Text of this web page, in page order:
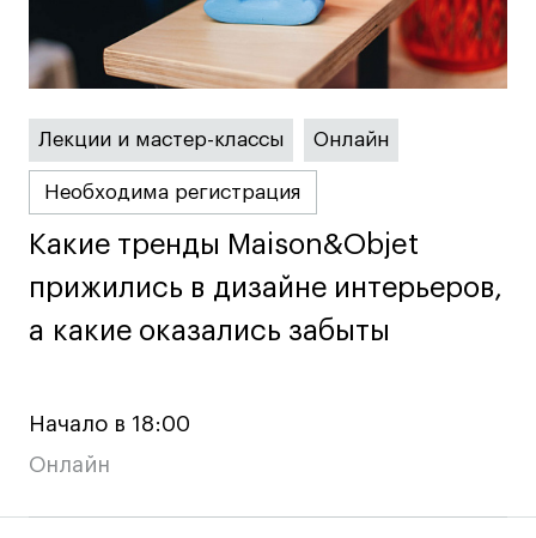
События
События
Работы студентов
Работы студентов
info@britishdesign.ru
info@britishdesign.ru
Адрес на карте
Адрес на карте
Universal University
Universal University
Лекции и мастер-классы Онлайн
Необходима регистрация
Какие тренды Maison&Objet
прижились в дизайне интерьеров,
а какие оказались забыты
Какие тренды Maison&Objet
прижились в дизайне интерьеров,
а какие оказались забыты
Начало в 18:00
Онлайн